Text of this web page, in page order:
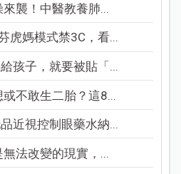
襲！中醫教養肺...
虎媽模式禁3C，看...
孩子，就要被貼「...
不敢生二胎？這8...
近視控制眼藥水納...
法改變的現實，...